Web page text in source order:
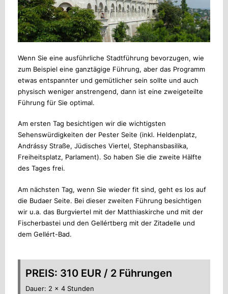
Wenn Sie eine ausführliche Stadtführung bevorzugen, wie
zum Beispiel eine ganztägige Führung, aber das Programm
etwas entspannter und gemütlicher sein sollte und auch
physisch weniger anstrengend, dann ist eine zweigeteilte
Führung für Sie optimal.
Am ersten Tag besichtigen wir die wichtigsten
Sehenswürdigkeiten der Pester Seite (inkl. Heldenplatz,
Andrássy Straße, Jüdisches Viertel, Stephansbasilika,
Freiheitsplatz, Parlament). So haben Sie die zweite Hälfte
des Tages frei.
Am nächsten Tag, wenn Sie wieder fit sind, geht es los auf
die Budaer Seite. Bei dieser zweiten Führung besichtigen
wir u.a. das Burgviertel mit der Matthiaskirche und mit der
Fischerbastei und den Gellértberg mit der Zitadelle und
dem Gellért-Bad.
PREIS: 310 EUR / 2 Führungen
Dauer: 2 x 4 Stunden